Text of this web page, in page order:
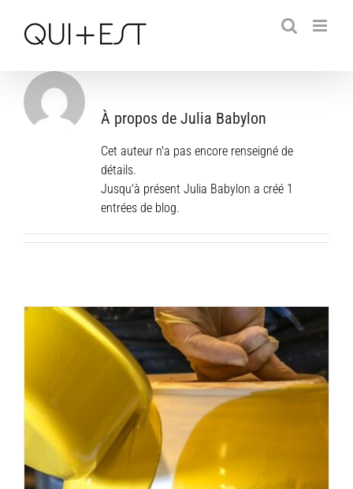
contenu
À propos de Julia Babylon
Cet auteur n'a pas encore renseigné de
détails.
Jusqu'à présent Julia Babylon a créé 1
entrées de blog.